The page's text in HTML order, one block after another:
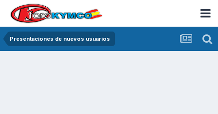
Presentaciones de nuevos usuarios